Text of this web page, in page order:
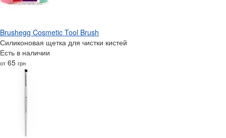
Brushegg Cosmetic Tool Brush
Силиконовая щетка для чистки кистей
Есть в наличии
от 65 грн